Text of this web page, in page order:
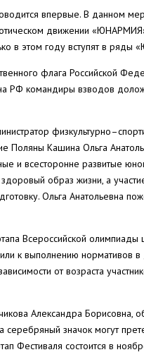
впервые. В данном
движении
в этом году вступят в
флага Российской
РФ командиры взводов
Поляны Кашина Ольга
и всесторонне развитые
образ жизни, а
Ольга Анатольевна
Всероссийской олимпиады
к выполнению нормативов в
от возраста
Александра Борисовна,
серебряный значок могут
Фестиваля состоится в